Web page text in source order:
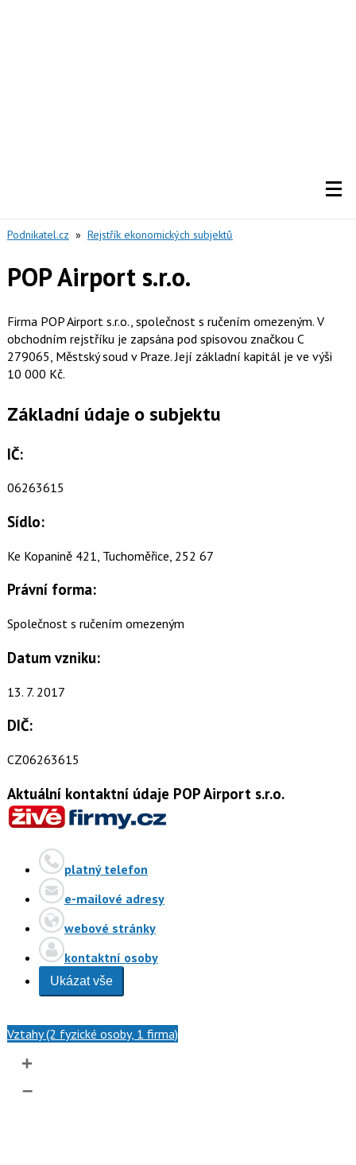
Podnikatel.cz » Rejstřík ekonomických subjektů
POP Airport s.r.o.
Firma POP Airport s.r.o., společnost s ručením omezeným. V
obchodním rejstříku je zapsána pod spisovou značkou C
279065, Městský soud v Praze. Její základní kapitál je ve výši
10 000 Kč.
Základní údaje o subjektu
IČ:
06263615
Sídlo:
Ke Kopanině 421, Tuchoměřice, 252 67
Právní forma:
Společnost s ručením omezeným
Datum vzniku:
13. 7. 2017
DIČ:
CZ06263615
Aktuální kontaktní údaje POP Airport s.r.o.
platný telefon
e-mailové adresy
webové stránky
kontaktní osoby
Ukázat vše
Vztahy (2 fyzické osoby, 1 firma)
+
–